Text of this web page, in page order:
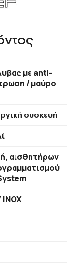
με anti-
/ μαύρο
συσκευή
αισθητήρων
INOX